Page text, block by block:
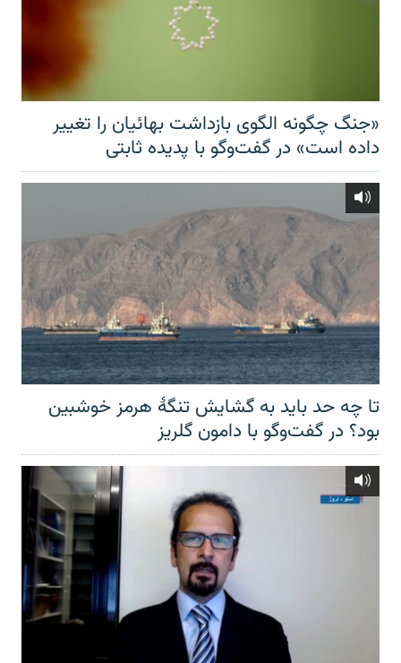
«جنگ چگونه الگوی بازداشت بهائیان را تغییر
داده است» در گفت‌وگو با پدیده ثابتی
تا چه حد باید به گشایش تنگهٔ هرمز خوشبین
بود؟ در گفت‌وگو با دامون گلریز